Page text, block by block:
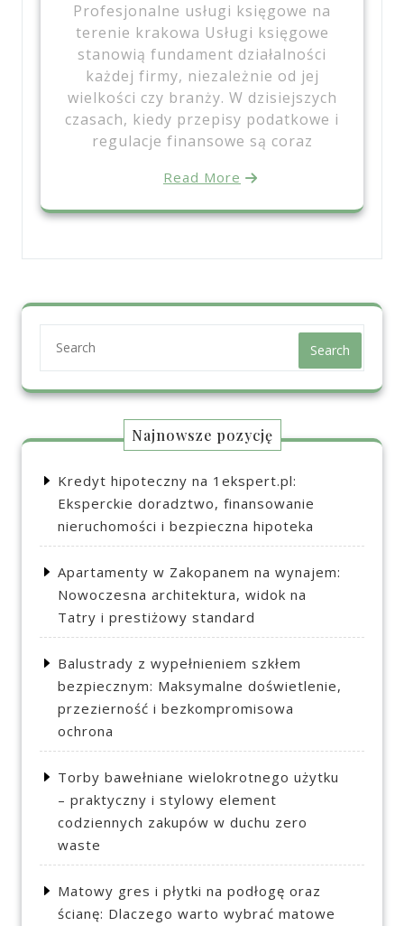
Profesjonalne usługi księgowe na
terenie krakowa Usługi księgowe
stanowią fundament działalności
każdej firmy, niezależnie od jej
wielkości czy branży. W dzisiejszych
czasach, kiedy przepisy podatkowe i
regulacje finansowe są coraz
Read More
Search
Najnowsze pozycję
Kredyt hipoteczny na 1ekspert.pl:
Eksperckie doradztwo, finansowanie
nieruchomości i bezpieczna hipoteka
Apartamenty w Zakopanem na wynajem:
Nowoczesna architektura, widok na
Tatry i prestiżowy standard
Balustrady z wypełnieniem szkłem
bezpiecznym: Maksymalne doświetlenie,
przezierność i bezkompromisowa
ochrona
Torby bawełniane wielokrotnego użytku
– praktyczny i stylowy element
codziennych zakupów w duchu zero
waste
Matowy gres i płytki na podłogę oraz
ścianę: Dlaczego warto wybrać matowe